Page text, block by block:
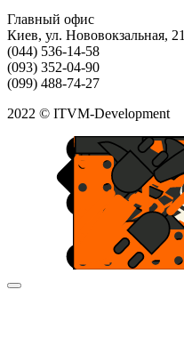
Главный офис
Киев, ул. Нововокзальная, 21
(044) 536-14-58
(093) 352-04-90
(099) 488-74-27
2022 © ITVM-Development